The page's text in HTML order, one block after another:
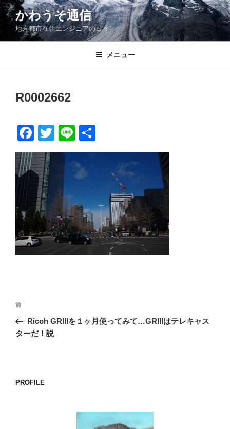
コ
ン
ン
かわうそ通信
地方都市在住エンジニアの日々
メニュー
R0002662
F
a
c
e
b
o
o
k
T
wi
er
Li
n
e
有
投
ナ
シ
前
の
投
前
Ricoh GRIIIを１ヶ月使ってみて…GRIIIはテレキャス
ターだ！説
PROFILE